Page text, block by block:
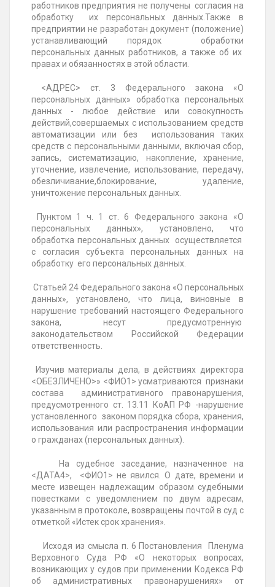
работников предприятия не получены согласия на
обработку их персональных данных.Также в
предприятии не разработан документ (положение)
устанавливающий порядок обработки
персональных данных работников, а также об их
правах и обязанностях в этой области.
<АДРЕС> ст. 3
Федерального закона «О
персональных данных» обработка персональных
данных - любое действие или совокупность
действий,совершаемых с использованием средств
автоматизации или без использования таких
средств с персональными данными, включая сбор,
запись, систематизацию, накопление, хранение,
уточнение, извлечение, использование, передачу,
обезличивание,блокирование, удаление,
уничтожение персональных данных.
Пунктом 1 ч. 1 ст. 6 Федерального закона «О
персональных данных», установлено, что
обработка персональных данных осуществляется
с согласия субъекта персональных данных на
обработку его персональных данных.
Статьей 24 Федерального закона «О персональных
данных», установлено, что лица, виновные в
нарушение требований настоящего Федерального
закона, несут предусмотренную
законодательством Российской Федерации
ответственность.
Изучив материалы дела, в действиях директора
<ОБЕЗЛИЧЕНО>» <ФИО1> усматриваются признаки
состава административного правонарушения,
предусмотренного ст. 13.11 КоАП РФ -нарушение
установленного законом порядка сбора, хранения,
использования или распространения информации
о гражданах (персональных данных).
На судебное заседание, назначенное на
<ДАТА4>, <ФИО1> не явился. О дате, времени и
месте извещен надлежащим образом судебными
повестками с уведомлением по двум адресам,
указанным в протоколе, возвращены почтой в суд с
отметкой «Истек срок хранения».
Исходя из смысла п. 6 Постановления Пленума
Верховного Суда РФ «О некоторых вопросах,
возникающих у судов при применении Кодекса РФ
об административных правонарушениях» от